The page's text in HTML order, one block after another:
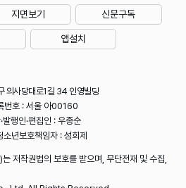
지면보기 신문구독
앱설치
의사당대로1길 34 인영빌딩
호 : 서울 아00160
행인·편집인 : 우종순
년보호책임자 : 성희제
저작권법의 보호를 받으며, 무단전재 및 수집,